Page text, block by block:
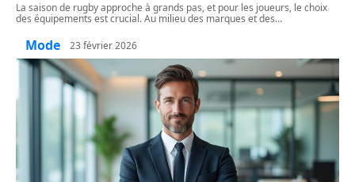
La saison de rugby approche à grands pas, et pour les joueurs, le choix
des équipements est crucial. Au milieu des marques et des…
Mode 23 février 2026